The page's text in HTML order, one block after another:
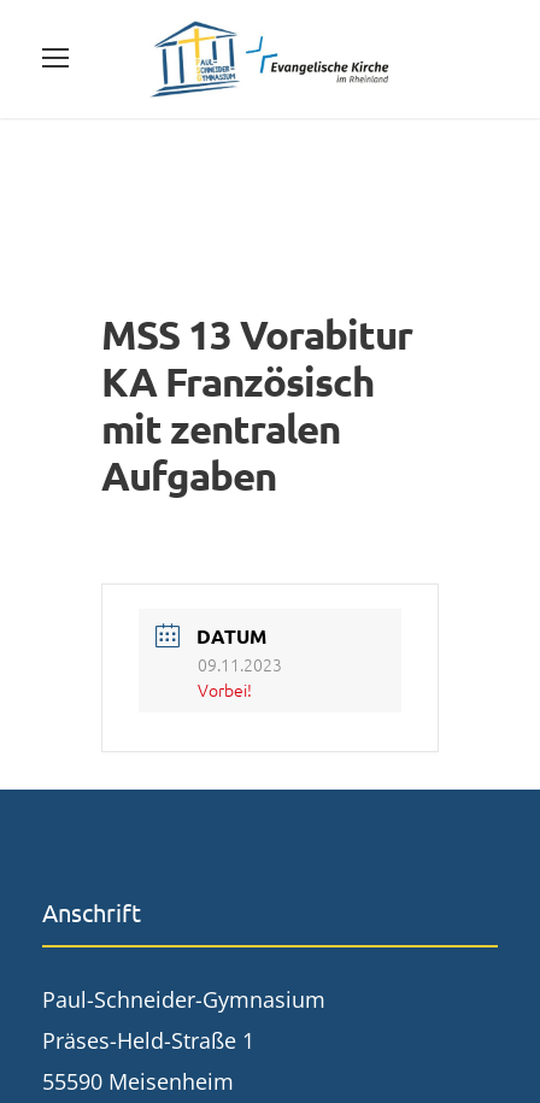
MSS 13 Vorabitur
KA Französisch
mit zentralen
Aufgaben
DATUM
09.11.2023
Vorbei!
Anschrift
Paul-Schneider-Gymnasium
Präses-Held-Straße 1
55590 Meisenheim